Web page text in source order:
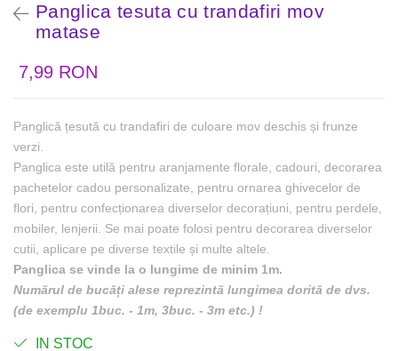
Panglica tesuta cu trandafiri mov
matase
7,99 RON
Panglică țesută cu trandafiri de culoare mov deschis și frunze
verzi.
Panglica este utilă pentru aranjamente florale, cadouri, decorarea
pachetelor cadou personalizate, pentru ornarea ghivecelor de
flori, pentru confecționarea diverselor decorațiuni, pentru perdele,
mobiler, lenjerii. Se mai poate folosi pentru decorarea diverselor
cutii, aplicare pe diverse textile și multe altele.
Panglica se vinde la o lungime de minim 1m.
Numărul de bucăți alese reprezintă lungimea dorită de dvs.
(de exemplu 1buc. - 1m, 3buc. - 3m etc.) !
IN STOC